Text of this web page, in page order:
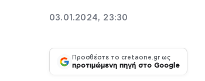
03.01.2024, 23:30
Προσθέστε το cretaone.gr ως
προτιμώμενη πηγή στο Google